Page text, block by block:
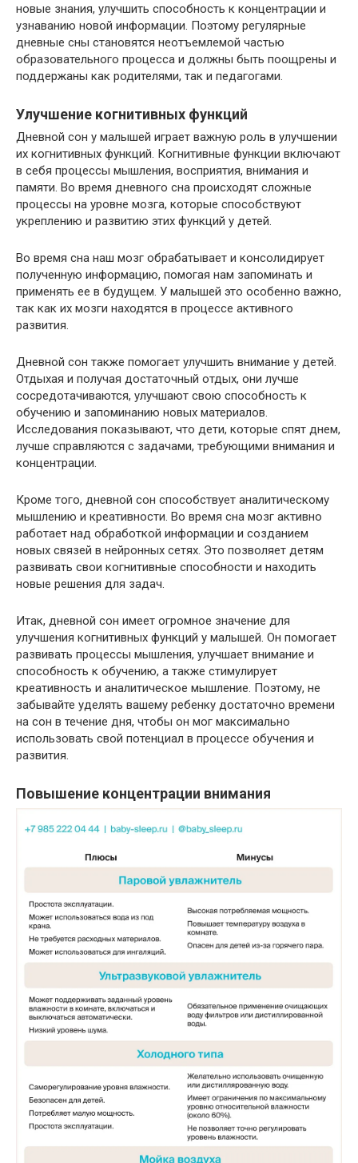
новые знания, улучшить способность к концентрации и
узнаванию новой информации. Поэтому регулярные
дневные сны становятся неотъемлемой частью
образовательного процесса и должны быть поощрены и
поддержаны как родителями, так и педагогами.
Улучшение когнитивных функций
Дневной сон у малышей играет важную роль в улучшении
их когнитивных функций. Когнитивные функции включают
в себя процессы мышления, восприятия, внимания и
памяти. Во время дневного сна происходят сложные
процессы на уровне мозга, которые способствуют
укреплению и развитию этих функций у детей.
Во время сна наш мозг обрабатывает и консолидирует
полученную информацию, помогая нам запоминать и
применять ее в будущем. У малышей это особенно важно,
так как их мозги находятся в процессе активного
развития.
Дневной сон также помогает улучшить внимание у детей.
Отдыхая и получая достаточный отдых, они лучше
сосредотачиваются, улучшают свою способность к
обучению и запоминанию новых материалов.
Исследования показывают, что дети, которые спят днем,
лучше справляются с задачами, требующими внимания и
концентрации.
Кроме того, дневной сон способствует аналитическому
мышлению и креативности. Во время сна мозг активно
работает над обработкой информации и созданием
новых связей в нейронных сетях. Это позволяет детям
развивать свои когнитивные способности и находить
новые решения для задач.
Итак, дневной сон имеет огромное значение для
улучшения когнитивных функций у малышей. Он помогает
развивать процессы мышления, улучшает внимание и
способность к обучению, а также стимулирует
креативность и аналитическое мышление. Поэтому, не
забывайте уделять вашему ребенку достаточно времени
на сон в течение дня, чтобы он мог максимально
использовать свой потенциал в процессе обучения и
развития.
Повышение концентрации внимания